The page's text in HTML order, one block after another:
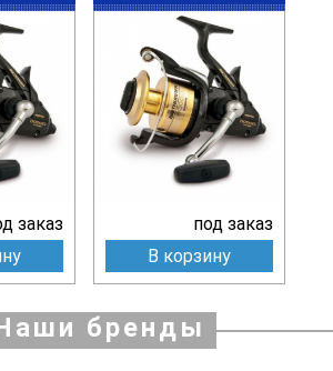
заказ
под заказ
В корзину
бренды